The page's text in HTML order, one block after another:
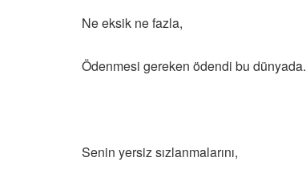
Ne eksik ne fazla,
Ödenmesi gereken ödendi bu dünyada.
Senin yersiz sızlanmalarını,